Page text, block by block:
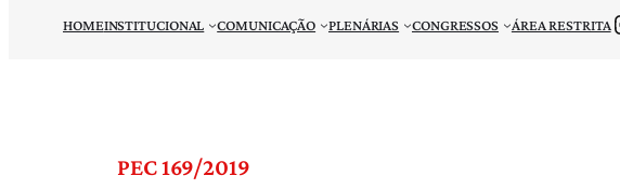
HOMEINSTITUCIONAL COMUNICAÇÃO PLENÁRIAS CONGRESSOS ÁREA RESTRITA
PEC 169/2019